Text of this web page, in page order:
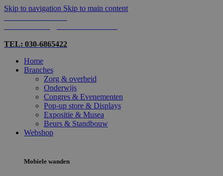
Skip to navigation Skip to main content
TEL: 030-6865422
Home
Branches
Zorg & overheid
Onderwijs
Congres & Evenementen
Pop-up store & Displays
Expositie & Musea
Beurs & Standbouw
Webshop
Mobiele wanden